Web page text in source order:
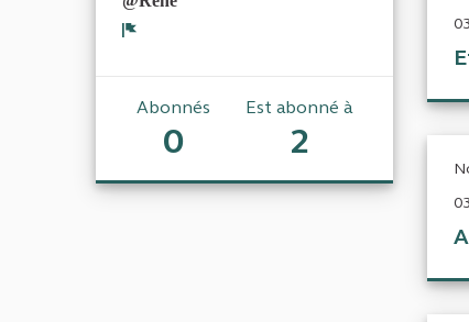
Abonnés
0
Est abonné à
2